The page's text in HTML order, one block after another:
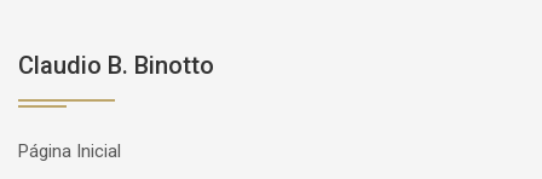
Claudio B. Binotto
Página Inicial